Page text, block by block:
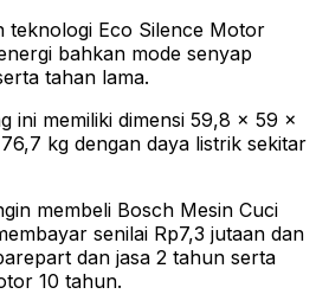
teknologi Eco Silence Motor
bahkan mode senyap
tahan lama.
ini memiliki dimensi 59,8 x 59 x
kg dengan daya listrik sekitar
membeli Bosch Mesin Cuci
senilai Rp7,3 jutaan dan
dan jasa 2 tahun serta
10 tahun.